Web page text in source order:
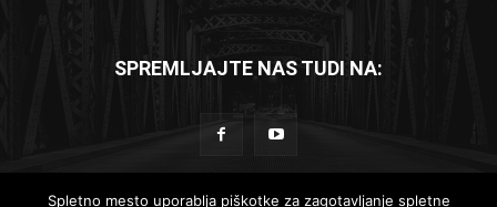
SPREMLJAJTE NAS TUDI NA:
Spletno mesto uporablja piškotke za zagotavljanje spletne